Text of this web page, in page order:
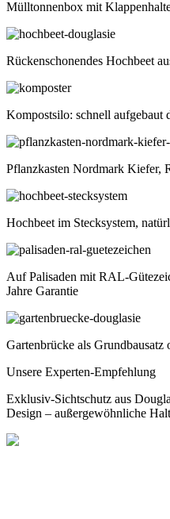
Mülltonnenbox mit
Rückenschonendes Hochbeet
Kompostsilo: schnell aufgebaut
Pflanzkasten Nordmark Kiefer,
Hochbeet im Stecksystem,
Auf Palisaden mit RAL-
Jahre Garantie
Gartenbrücke als Grundbausatz
Unsere Experten-Empfehlung
Exklusiv-Sichtschutz aus
Design – außergewöhnliche